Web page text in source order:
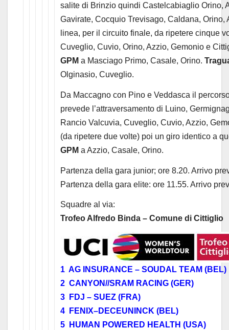
salite di Brinzio quindi Castelcabiaglio Orino,
Gavirate, Cocquio Trevisago, Caldana, Orino,
linea, per il circuito finale, da ripetere cinque
Cuveglio, Cuvio, Orino, Azzio, Gemonio e
GPM a Masciago Primo, Casale, Orino.
Olginasio, Cuveglio.
Da Maccagno con Pino e Veddasca il
prevede l’attraversamento di Luino,
Rancio Valcuvia, Cuveglio, Cuvio, Azzio,
(da ripetere due volte) poi un giro identico a
GPM a Azzio, Casale, Orino.
Partenza della gara junior; ore 8.20. Arrivo
Partenza della gara elite: ore 11.55. Arrivo
Squadre al via:
Trofeo Alfredo Binda – Comune di Cittiglio
1 AG INSURANCE – SOUDAL TEAM (BEL)
2 CANYON//SRAM RACING (GER)
3 FDJ – SUEZ (FRA)
4 FENIX–DECEUNINCK (BEL)
5 HUMAN POWERED HEALTH (USA)